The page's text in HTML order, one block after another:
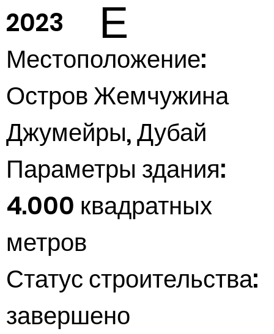
Е
2023
Местоположение:
Остров Жемчужина
Джумейры, Дубай
Параметры здания:
4.000 квадратных
метров
Статус строительства:
завершено